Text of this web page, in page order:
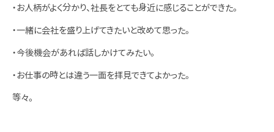
・お人柄がよく分かり、社長をとても身近に感じることができた。
・一緒に会社を盛り上げてきたいと改めて思った。
・今後機会があれば話しかけてみたい。
・お仕事の時とは違う一面を拝見できてよかった。
等々。